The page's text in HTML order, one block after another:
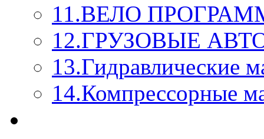
11.ВЕЛО
12.ГРУЗОВЫЕ
13.Гидравлические
14.Компрессорные